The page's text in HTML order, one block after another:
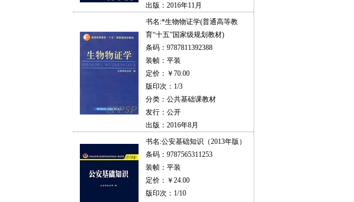
出版：2016年11月
书名:*生物物证学(普通高等教
育“十五”国家级规划教材)
条码：9787811392388
装帧：平装
定价：￥70.00
版印次：1/3
分类：公共基础课教材
发行：公开
出版：2016年8月
书名:公安基础知识（2013年版）
条码：9787565311253
装帧：平装
定价：￥24.00
版印次：1/10